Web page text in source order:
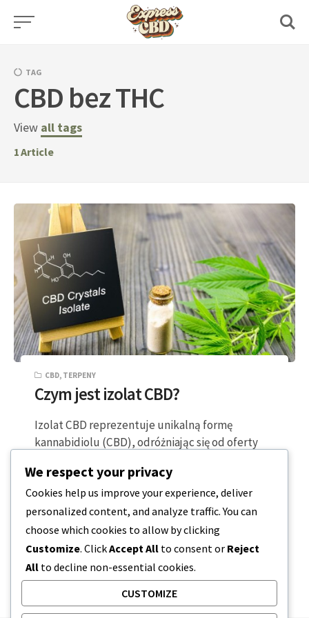
Skip
TAG
CBD bez THC
View all tags
1Article
CBD, TERPENY
Czym jest izolat CBD?
Izolat CBD reprezentuje unikalną formę
kannabidiolu (CBD), odróżniając się od oferty
całkowicie pozbawiony THC….
5 MINUTY CZYTANIA 2023-12-20
We respect your privacy
Cookies help us improve your experience, deliver
personalized content, and analyze traffic. You can
choose which cookies to allow by clicking
Customize. ClickAccept All to consent or Reject
All to decline non-essential cookies.
CUSTOMIZE